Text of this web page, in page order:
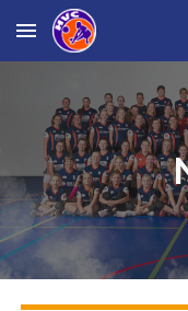
Skip to main content